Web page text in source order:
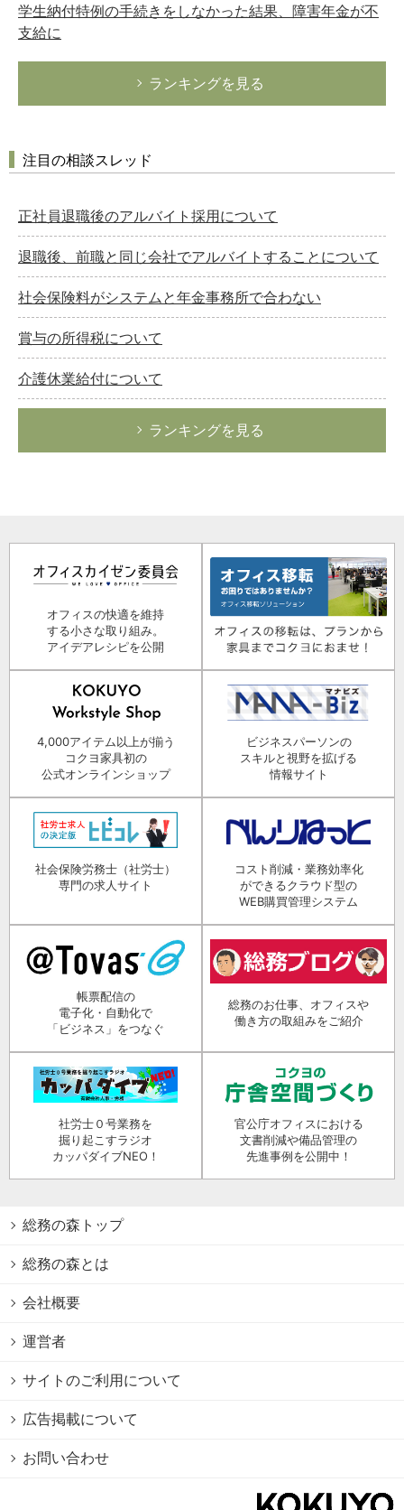
学生納付特例の手続きをしなかった結果、障害年金が不
支給に
ランキングを見る
注目の相談スレッド
正社員退職後のアルバイト採用について
退職後、前職と同じ会社でアルバイトすることについて
社会保険料がシステムと年金事務所で合わない
賞与の所得税について
介護休業給付について
ランキングを見る
オフィスの快適を維持
する小さな取り組み。
アイデアレシピを公開
4,000アイテム以上が揃う
コクヨ家具初の
公式オンラインショップ
ビジネスパーソンの
スキルと視野を拡げる
情報サイト
社会保険労務士（社労士）
専門の求人サイト
コスト削減・業務効率化
ができるクラウド型の
WEB購買管理システム
帳票配信の
電子化・自動化で
「ビジネス」をつなぐ
総務のお仕事、オフィスや
働き方の取組みをご紹介
社労士０号業務を
掘り起こすラジオ
カッパダイブNEO！
官公庁オフィスにおける
文書削減や備品管理の
先進事例を公開中！
総務の森トップ
総務の森とは
会社概要
運営者
サイトのご利用について
広告掲載について
お問い合わせ